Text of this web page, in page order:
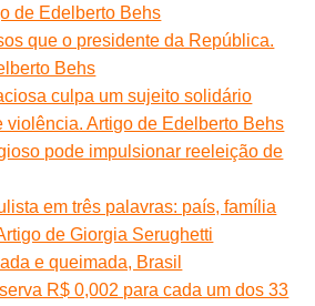
de Edelberto Behs
que o presidente da República.
Behs
culpa um sujeito solidário
violência. Artigo de Edelberto Behs
pode impulsionar reeleição de
em três palavras: país, família
de Giorgia Serughetti
e queimada, Brasil
R$ 0,002 para cada um dos 33